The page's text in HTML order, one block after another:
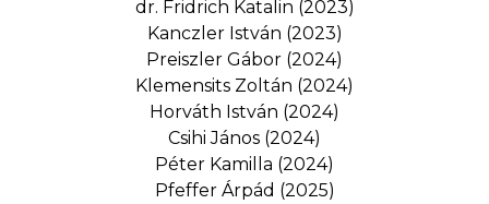
dr. Fridrich Katalin (2023)
Kanczler István (2023)
Preiszler Gábor (2024)
Klemensits Zoltán (2024)
Horváth István (2024)
Csihi János (2024)
Péter Kamilla (2024)
Pfeffer Árpád (2025)